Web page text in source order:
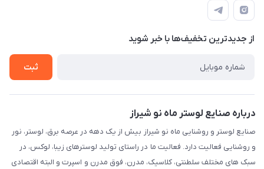
طبقه همکف واحد 131
درباره ما
تماس با ما
حریم خصوصی
راهنما
از جدید‌ترین تخفیف‌ها با‌ خبر شوید
ثبت
درباره صنایع لوستر ماه نو شیراز
صنایع لوستر و روشنایی ماه نو شیراز بیش از یک دهه در عرصه برق، لوستر، نور
و روشنایی فعالیت دارد. فعالیت ما در راستای تولید لوسترهای زیبا، لوکس، در
سبک های مختلف سلطنتی، کلاسیک، مدرن، فوق مدرن و اسپرت و البته اقتصادی